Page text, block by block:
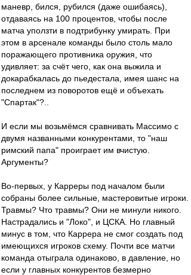
маневр, бился, рубился (даже ошибаясь),
отдаваясь на 100 процентов, чтобы после
матча уползти в подтрибунку умирать. При
этом в арсенале команды было столь мало
поражающего противника оружия, что
удивляет: за счёт чего, как она выжила и
докарабкалась до пьедестала, имея шанс на
последнем из поворотов ещё и объехать
"Спартак"?..
И если мы возьмёмся сравнивать Массимо с
двумя названными конкурентами, то "наш
римский папа" проиграет им вчистую.
Аргументы?
Во-первых, у Карреры под началом были
собраны более сильные, мастеровитые игроки.
Травмы? Что травмы? Они не минули никого.
Настрадались и "Локо", и ЦСКА. Но главный
минус в том, что Каррера не смог создать под
имеющихся игроков схему. Почти все матчи
команда отыграла одинаково, в давление, но
если у главных конкурентов безмерно